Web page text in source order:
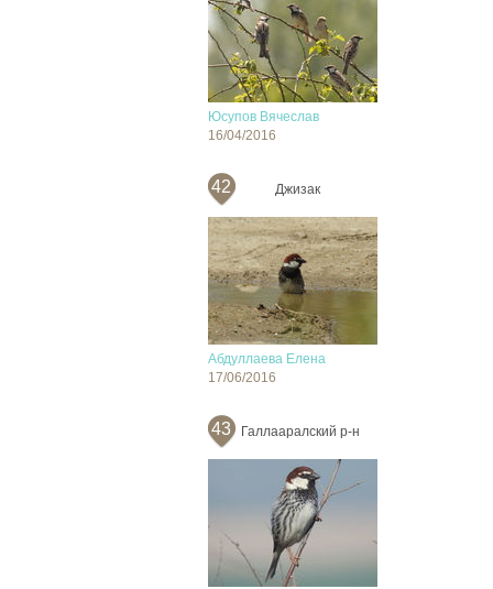
Юсупов Вячеслав
16/04/2016
42 Джизак
Абдуллаева Елена
17/06/2016
43 Галлааралский р-н